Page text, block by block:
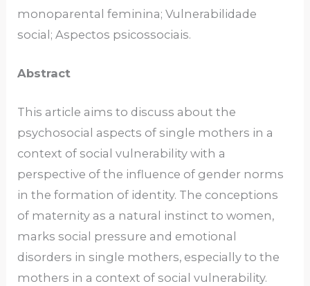
monoparental feminina; Vulnerabilidade
social; Aspectos psicossociais.
Abstract
This article aims to discuss about the
psychosocial aspects of single mothers in a
context of social vulnerability with a
perspective of the influence of gender norms
in the formation of identity. The conceptions
of maternity as a natural instinct to women,
marks social pressure and emotional
disorders in single mothers, especially to the
mothers in a context of social vulnerability.